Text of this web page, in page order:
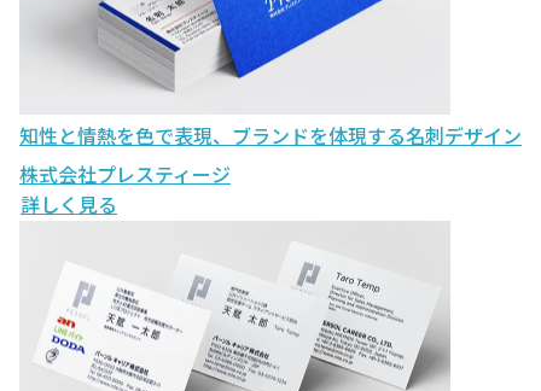
知性と情熱を色で表現、ブランドを体現する名刺デザイン
株式会社プレスティージ
詳しく見る